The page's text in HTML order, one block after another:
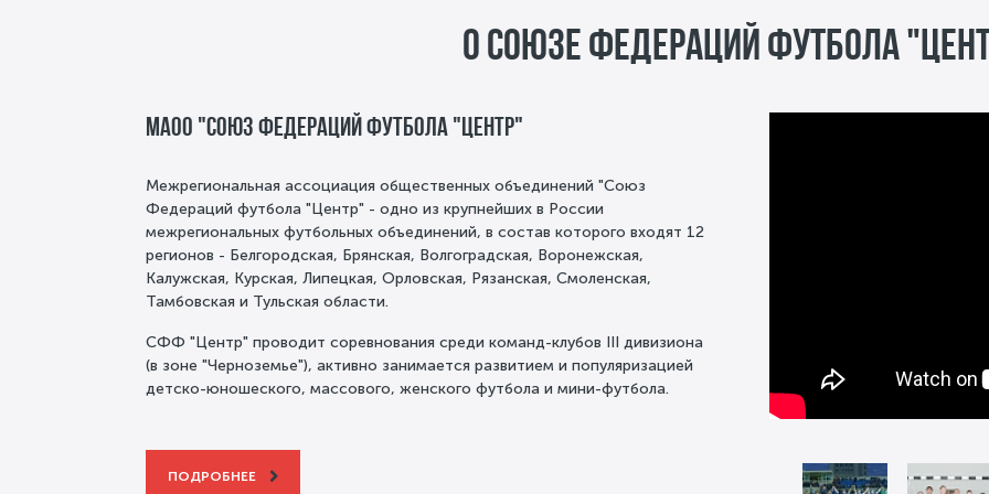
О Союзе Федераций футбола
МАОО "Союз Федераций футбола "Центр"
Межрегиональная ассоциация общественных объединений "Союз
Федераций футбола "Центр" - одно из крупнейших в России
межрегиональных футбольных объединений, в состав которого входят 12
регионов - Белгородская, Брянская, Волгоградская, Воронежская,
Калужская, Курская, Липецкая, Орловская, Рязанская, Смоленская,
Тамбовская и Тульская области.
СФФ "Центр" проводит соревнования среди команд-клубов III дивизиона
(в зоне "Черноземье"), активно занимается развитием и популяризацией
детско-юношеского, массового, женского футбола и мини-футбола.
ПОДРОБНЕЕ